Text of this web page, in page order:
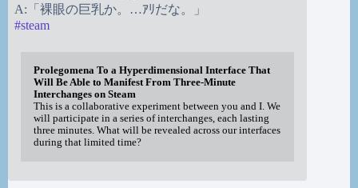
A:「裸眼の巨乳か。…ｱﾘだな。」
#steam
Prolegomena To a Hyperdimensional Interface That
Will Be Able to Manifest From Three-Minute
Interchanges on Steam
This is a collaborative experiment between you and I. We
will participate in a series of interchanges, each lasting
three minutes. What will be revealed across our interfaces
during that limited time?